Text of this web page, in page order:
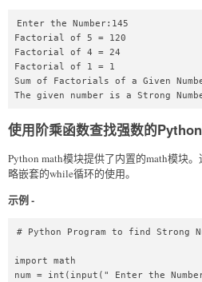
Enter the Number:145
Factorial of 5 = 120
Factorial of 4 = 24
Factorial of 1 = 1
Sum of Factorials of a Given
The given number is a Strong
使用阶乘函数查找强数的
Python math模块提供了内置的math模块
略嵌套的while循环的使用。
示例 -
# Python Program to find Strong
import math
num = int(input(" Enter the